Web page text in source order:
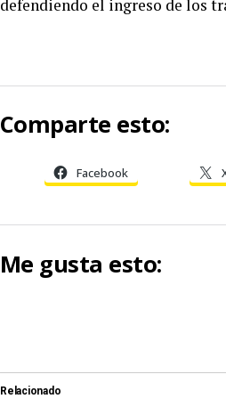
defendiendo el ingreso de los
Comparte esto:
Facebook
Me gusta esto:
Relacionado